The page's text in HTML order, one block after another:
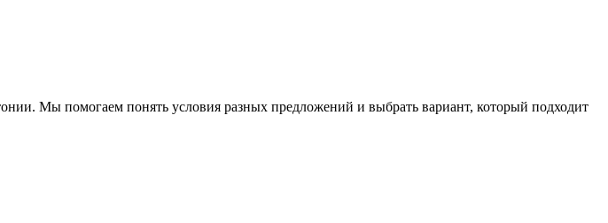
Мы помогаем понять условия разных предложений и выбрать вариант, который подходит